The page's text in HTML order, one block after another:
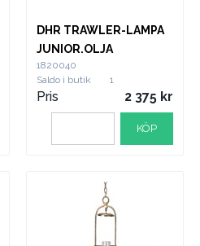
DHR TRAWLER-LAMPA
JUNIOR.OLJA
1820040
Saldo i butik
1
Pris 2 375
KÖP